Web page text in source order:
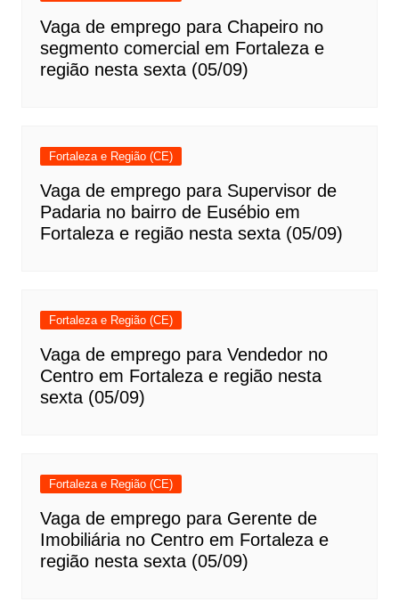
Vaga de emprego para Chapeiro no
segmento comercial em Fortaleza e
região nesta sexta (05/09)
Fortaleza e Região (CE)
Vaga de emprego para Supervisor de
Padaria no bairro de Eusébio em
Fortaleza e região nesta sexta (05/09)
Fortaleza e Região (CE)
Vaga de emprego para Vendedor no
Centro em Fortaleza e região nesta
sexta (05/09)
Fortaleza e Região (CE)
Vaga de emprego para Gerente de
Imobiliária no Centro em Fortaleza e
região nesta sexta (05/09)